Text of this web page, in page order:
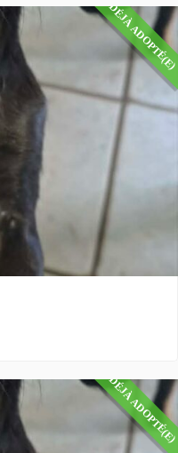
DÉJÀ ADOPTÉ(E)
DÉJÀ ADOPTÉ(E)